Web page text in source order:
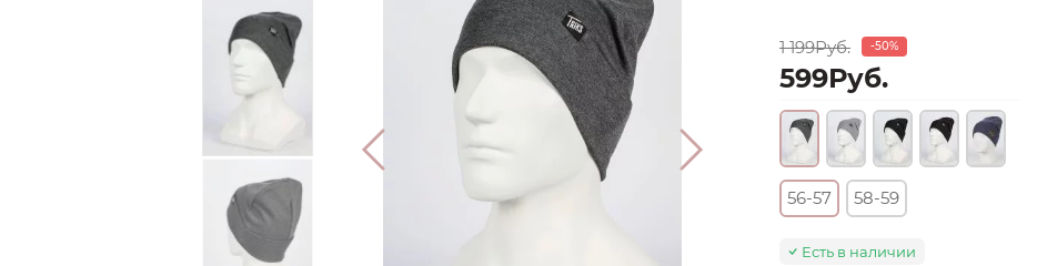
1 199Руб. -50%
599Руб.
56-57 58-59
Есть в наличии